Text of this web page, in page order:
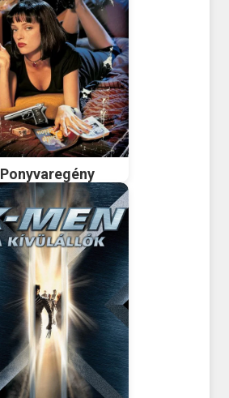
Ponyvaregény